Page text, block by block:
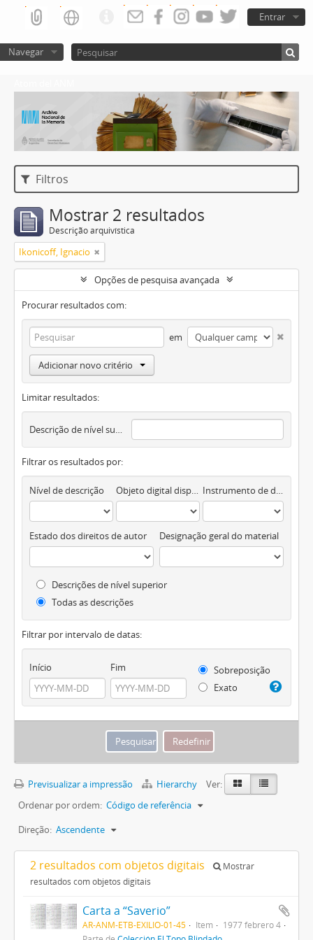
Entrar
Navegar
Filtros
Mostrar 2 resultados
Descrição arquivística
Ikonicoff, Ignacio
Opções de pesquisa avançada
Procurar resultados com:
em
Adicionar novo critério
Limitar resultados:
Descrição de nível superior
Filtrar os resultados por:
Nível de descrição Objeto digital disponível Instrumento de descrição documental
Estado dos direitos de autor Designação geral do material
Descrições de nível superior
Todas as descrições
Filtrar por intervalo de datas:
Início Fim
Sobreposição
Exato
Previsualizar a impressão Hierarchy
Ver:
Ordenar por ordem: Código de referência
Direção: Ascendente
2 resultados com objetos digitais
Mostrar
resultados com objetos digitais
Carta a “Saverio”
AR-ANM-ETB-EXILIO-01-45 Item
1977 febrero 4